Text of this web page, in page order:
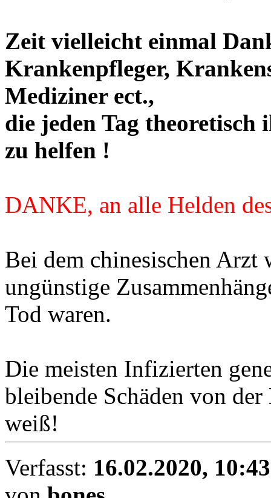
Zeit vielleicht einmal
Krankenpfleger,
Mediziner ect.,
die jeden Tag
zu helfen !
DANKE, an alle Helden
Bei dem chinesischen
ungünstige
Tod waren.
Die meisten Infizierten
bleibende Schäden von
weiß!
Verfasst: 16.02.2020, 10:43